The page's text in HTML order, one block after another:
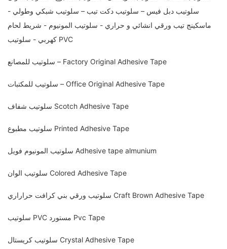
سلوتيب دبل فيس – سلوتيب دكت تيب – سلوتيب شبكي وطولي -
ماسكينج تيب ورقي انشائي و حراري - سلوتيب المونيوم - شريط لحام
كهربي - سلوتيب PVC
سلوتيب للمصانع – Factory Original Adhesive Tape
سلوتيب للمكتبات – Office Original Adhesive Tape
سلوتيب شفاف Scotch Adhesive Tape
سلوتيب مطبوع Printed Adhesive Tape
سلوتيب المونيوم فويل Adhesive tape almunium
سلوتيب الوان Colored Adhesive Tape
سلوتيب ورقي بني كرافت حراراري Craft Brown Adhesive Tape
سلوتيب PVC مستورد Pvc Tape
سلوتيب كريستال Crystal Adhesive Tape